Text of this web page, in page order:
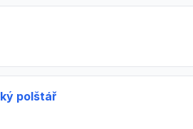
polštář